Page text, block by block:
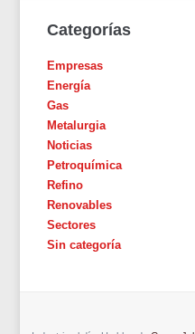
Categorías
Empresas
Energía
Gas
Metalurgia
Noticias
Petroquímica
Refino
Renovables
Sectores
Sin categoría